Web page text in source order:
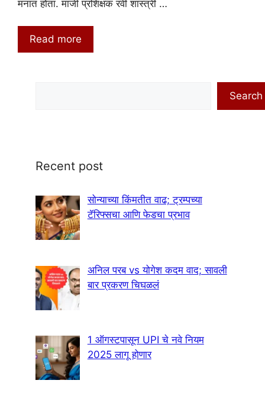
मनात होता. माजी प्रशिक्षक रवी शास्त्री …
Read more
Search
Recent post
सोन्याच्या किंमतीत वाढ; ट्रम्पच्या
टॅरिफ्सचा आणि फेडचा प्रभाव
अनिल परब vs योगेश कदम वाद; सावली
बार प्रकरण चिघळलं
1 ऑगस्टपासून UPI चे नवे नियम
2025 लागू होणार